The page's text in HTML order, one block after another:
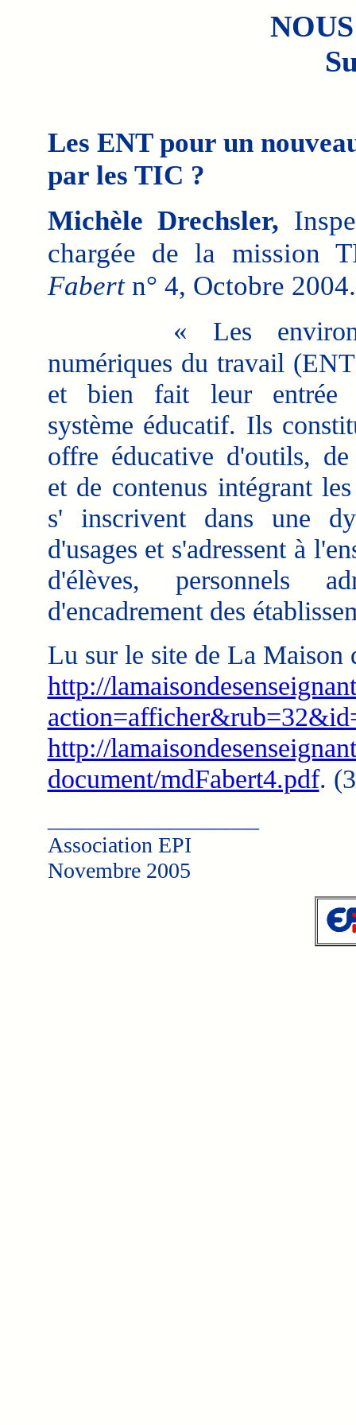
Les ENT pour un
par les TIC ?
Michèle Drechsler,
chargée de la mission
Fabertn° 4, Octobre 2004.
« Les
numériques du travail
et bien fait leur entrée
système éducatif. Ils
offre éducative d'outils, de
et de contenus intégrant
s' inscrivent dans une
d'usages et s'adressent à
d'élèves, personnels
d'encadrement des
Lu sur le site de La Maison
http://
http://
document/mdFabert4.pdf.
Association EPI
Novembre 2005